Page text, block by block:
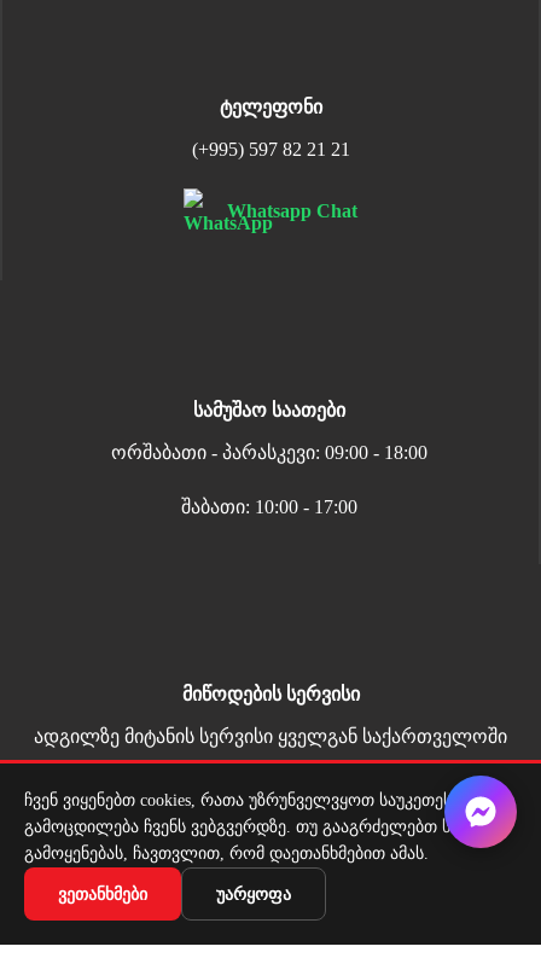
ტელეფონი
(+995) 597 82 21 21
Whatsapp Chat
სამუშაო საათები
ორშაბათი - პარასკევი: 09:00 - 18:00
შაბათი: 10:00 - 17:00
მიწოდების სერვისი
ადგილზე მიტანის სერვისი ყველგან საქართველოში
Copyright 2026 | All Rights Reserved |
მარტივი გადახდა
ჩვენ ვიყენებთ cookies, რათა უზრუნველვყოთ საუკეთესო
გამოცდილება ჩვენს ვებგვერდზე. თუ გააგრძელებთ საიტის
გამოყენებას, ჩავთვლით, რომ დაეთანხმებით ამას.
ᲕᲔᲗᲐᲜᲮᲛᲔᲑᲘ ᲣᲐᲠᲧᲝᲤᲐ